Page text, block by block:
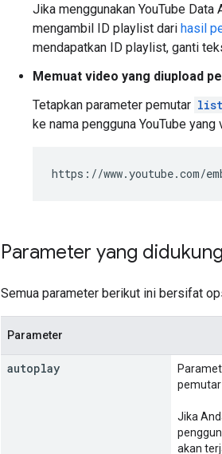
Jika menggunakan YouTube
mengambil ID playlist dari hasil
mendapatkan ID playlist, ganti
Memuat video yang diupload
Tetapkan parameter pemutar
ke nama pengguna YouTube
https://www.youtube.com/
Parameter yang didukung
Semua parameter berikut ini bersifat
Parameter
autoplay
pemutar
Jika
akan